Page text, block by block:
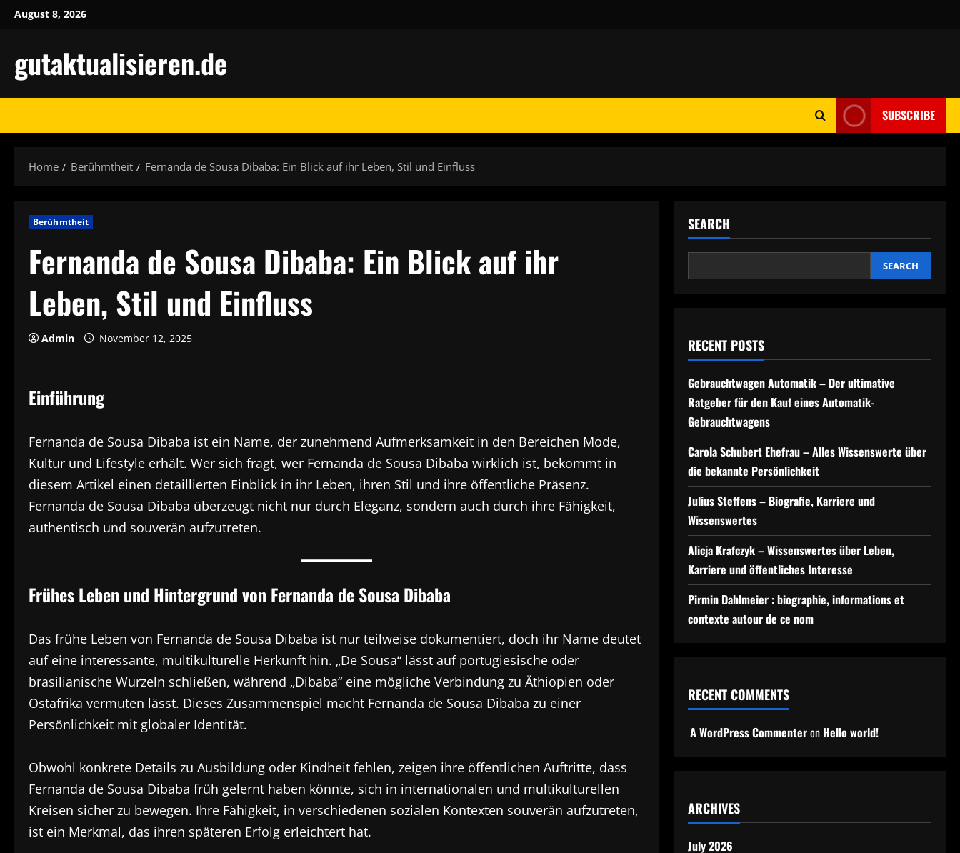
SkipAugust 8, 2026
gutaktualisieren.de
SUBSCRIBE
Home Berühmtheit Fernanda de Sousa Dibaba: Ein Blick auf ihr Leben, Stil und Einfluss
Berühmtheit
Fernanda de Sousa Dibaba: Ein Blick auf ihr
Leben, Stil und Einfluss
Admin November 12, 2025
Einführung
Fernanda de Sousa Dibaba ist ein Name, der zunehmend Aufmerksamkeit in den Bereichen Mode,
Kultur und Lifestyle erhält. Wer sich fragt, wer Fernanda de Sousa Dibaba wirklich ist, bekommt in
diesem Artikel einen detaillierten Einblick in ihr Leben, ihren Stil und ihre öffentliche Präsenz.
Fernanda de Sousa Dibaba überzeugt nicht nur durch Eleganz, sondern auch durch ihre Fähigkeit,
authentisch und souverän aufzutreten.
Frühes Leben und Hintergrund von Fernanda de Sousa Dibaba
Das frühe Leben von Fernanda de Sousa Dibaba ist nur teilweise dokumentiert, doch ihr Name deutet
auf eine interessante, multikulturelle Herkunft hin. „De Sousa“ lässt auf portugiesische oder
brasilianische Wurzeln schließen, während „Dibaba“ eine mögliche Verbindung zu Äthiopien oder
Ostafrika vermuten lässt. Dieses Zusammenspiel macht Fernanda de Sousa Dibaba zu einer
Persönlichkeit mit globaler Identität.
Obwohl konkrete Details zu Ausbildung oder Kindheit fehlen, zeigen ihre öffentlichen Auftritte, dass
Fernanda de Sousa Dibaba früh gelernt haben könnte, sich in internationalen und multikulturellen
Kreisen sicher zu bewegen. Ihre Fähigkeit, in verschiedenen sozialen Kontexten souverän aufzutreten,
ist ein Merkmal, das ihren späteren Erfolg erleichtert hat.
SEARCH
SEARCH
RECENT POSTS
Gebrauchtwagen Automatik – Der ultimative
Ratgeber für den Kauf eines Automatik-
Gebrauchtwagens
Carola Schubert Ehefrau – Alles Wissenswerte über
die bekannte Persönlichkeit
Julius Steffens – Biografie, Karriere und
Wissenswertes
Alicja Krafczyk – Wissenswertes über Leben,
Karriere und öffentliches Interesse
Pirmin Dahlmeier : biographie, informations et
contexte autour de ce nom
RECENT COMMENTS
A WordPress Commenteron Hello world!
ARCHIVES
July 2026